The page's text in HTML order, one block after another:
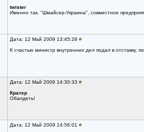
twister
Именно так. "Шмайсер-Украина", совместное
Дата: 12 Май 2009 13:45:28 #
К счастью министр внутренних дел подал в отставку,
Дата: 12 Май 2009 14:30:33 #
Кратер
Обалдеть!
Дата: 12 Май 2009 14:56:01 #